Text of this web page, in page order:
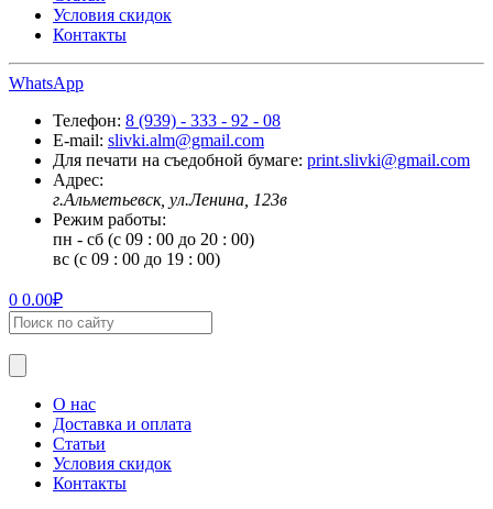
Условия скидок
Контакты
WhatsApp
Телефон: 8 (939) - 333 - 92 - 08
E-mail: slivki.alm@gmail.com
Для печати на съедобной бумаге: print.slivki@gmail.com
Адрес:
г.Альметьевск, ул.Ленина, 123в
Режим работы:
пн - сб (с 09 : 00 до 20 : 00)
вс (с 09 : 00 до 19 : 00)
0 0.00₽
О нас
Доставка и оплата
Статьи
Условия скидок
Контакты